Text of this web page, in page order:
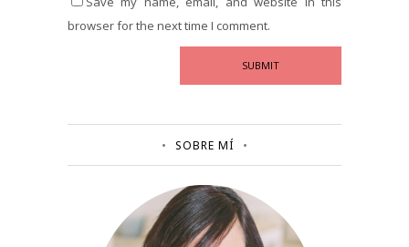
browser for the next time I comment.
SOBRE MÍ